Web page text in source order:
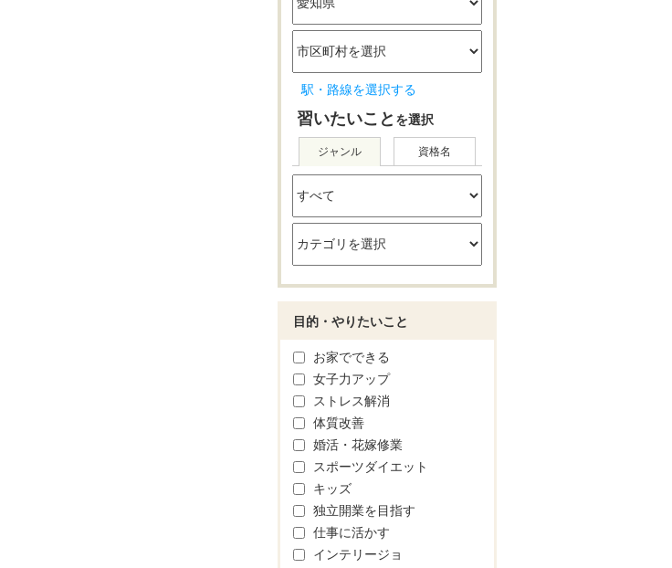
駅・路線を選択する
習いたいこと を選択
ジャンル 資格名
目的・やりたいこと
お家でできる
女子力アップ
ストレス解消
体質改善
婚活・花嫁修業
スポーツダイエット
キッズ
独立開業を目指す
仕事に活かす
インテリージョ